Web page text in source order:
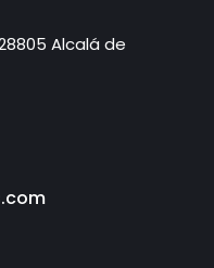
Alcalá de